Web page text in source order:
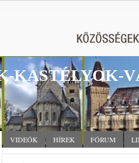
KASTÉLYOK-
VIDEÓK HÍREK FÓRUM